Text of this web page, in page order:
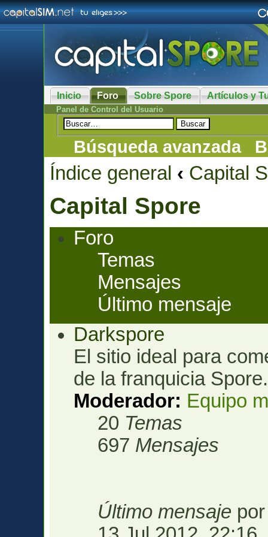
Inicio Foro Sobre Spore Artículos y
Panel de Control del Usuario
Búsqueda avanzada
Índice general ‹ Capital
Capital Spore
Foro
Temas
Mensajes
Último mensaje
Darkspore
El sitio ideal para
de la franquicia Spore.
Moderador: Equipo
20 Temas
697 Mensajes
Último mensaje